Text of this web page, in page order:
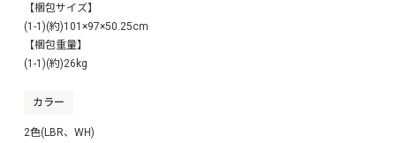
【梱包サイズ】
(1-1)(約)101×97×50.25cm
【梱包重量】
(1-1)(約)26kg
カラー
2色(LBR、WH)